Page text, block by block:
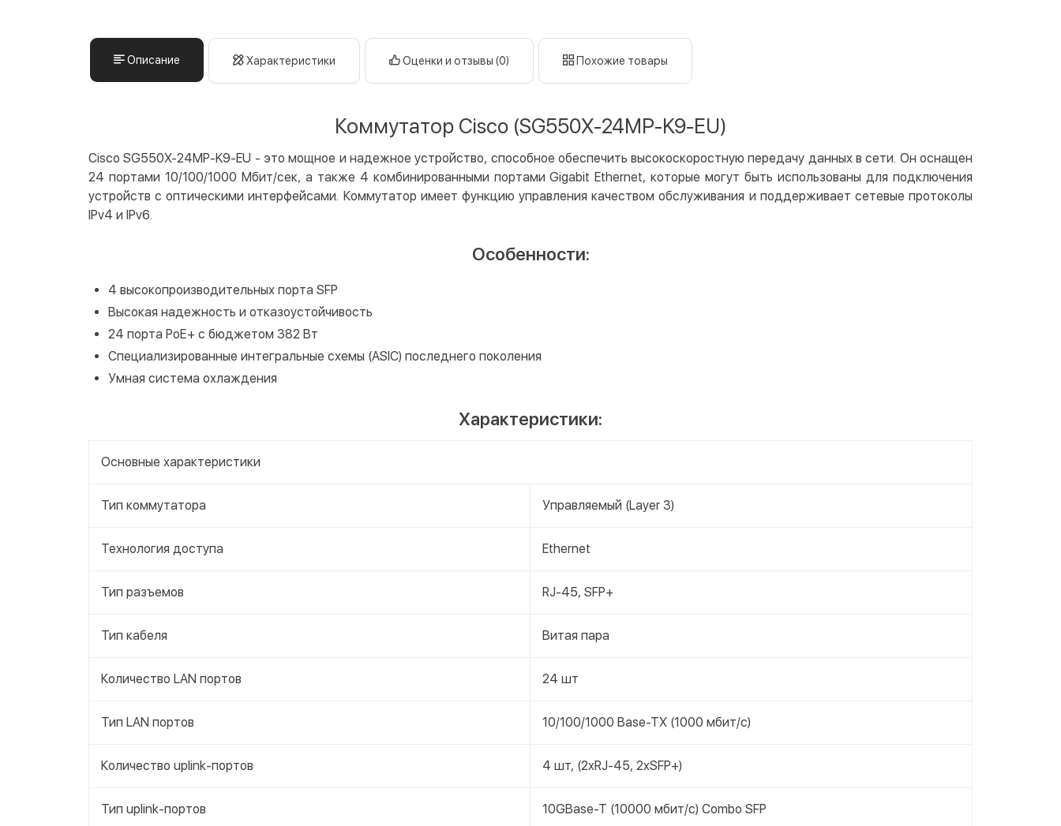
Оплата картой на сайте
Privat24
Apple Pay
Безналичный расчет
Оплата на карту юр.лица
Бесплатно
Описание Характеристики Оценки и отзывы (0) Похожие товары
Коммутатор Cisco (SG550X-24MP-K9-EU)
Cisco SG550X-24MP-K9-EU - это мощное и надежное устройство, способное обеспечить высокоскоростную передачу данных в сети. Он оснащен
24 портами 10/100/1000 Мбит/сек, а также 4 комбинированными портами Gigabit Ethernet, которые могут быть использованы для подключения
устройств с оптическими интерфейсами. Коммутатор имеет функцию управления качеством обслуживания и поддерживает сетевые протоколы
IPv4 и IPv6.
Особенности:
4 высокопроизводительных порта SFP
Высокая надежность и отказоустойчивость
24 порта РоЕ+ с бюджетом 382 Вт
Специализированные интегральные схемы (ASIC) последнего поколения
Умная система охлаждения
Характеристики:
Основные характеристики
Тип коммутатора Управляемый (Layer 3)
Технология доступа Ethernet
Тип разъемов RJ-45, SFP+
Тип кабеля Витая пара
Количество LAN портов 24 шт
Тип LAN портов 10/100/1000 Base-TX (1000 мбит/с)
Количество uplink-портов 4 шт, (2xRJ-45, 2xSFP+)
Тип uplink-портов 10GBase-T (10000 мбит/с) Combo SFP